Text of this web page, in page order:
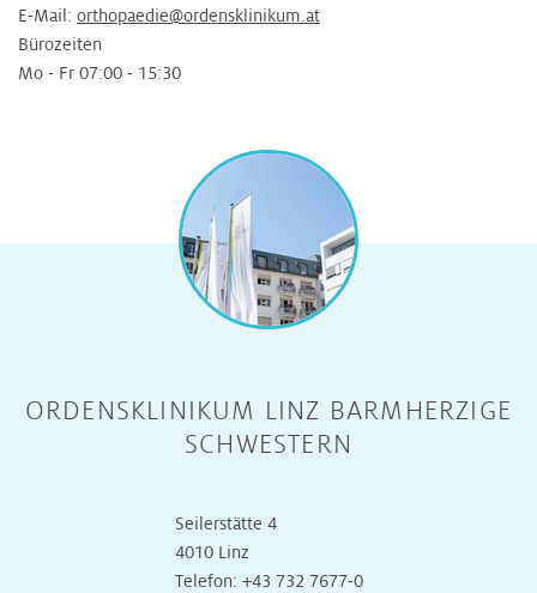
E-Mail: orthopaedie@ordensklinikum.at
Bürozeiten
Mo - Fr 07:00 - 15:30
ORDENSKLINIKUM LINZ BARMHERZIGE
SCHWESTERN
Seilerstätte 4
4010 Linz
Telefon: +43 732 7677-0